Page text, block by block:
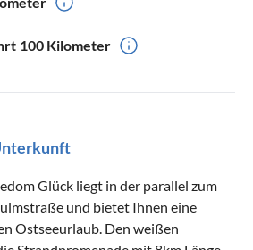
100 Kilometer
Glück liegt in der parallel zum
und bietet Ihnen eine
Ostseeurlaub. Den weißen